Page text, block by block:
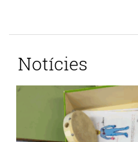
Notícies